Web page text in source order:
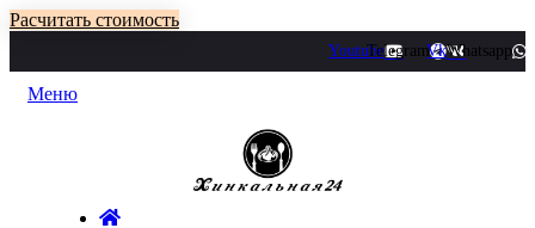
Расчитать стоимость
YoutubeTelegramVkWhatsapp
Меню